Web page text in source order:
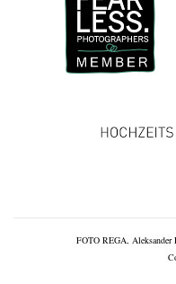
FOTO REGA, Aleksander